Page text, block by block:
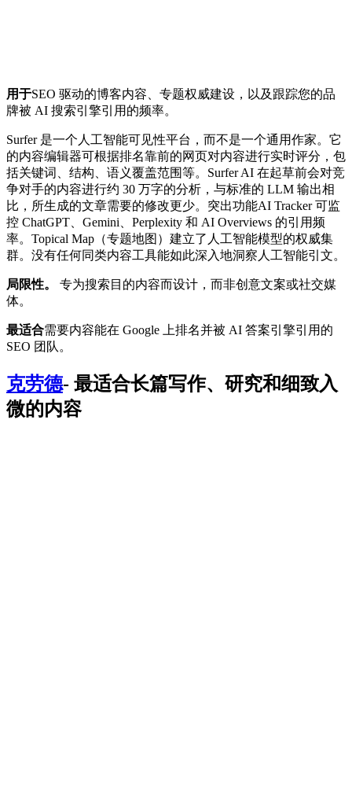
用于SEO 驱动的博客内容、专题权威建设，以及跟踪您的品
牌被 AI 搜索引擎引用的频率。
Surfer 是一个人工智能可见性平台，而不是一个通用作家。它
的内容编辑器可根据排名靠前的网页对内容进行实时评分，包
括关键词、结构、语义覆盖范围等。Surfer AI 在起草前会对竞
争对手的内容进行约 30 万字的分析，与标准的 LLM 输出相
比，所生成的文章需要的修改更少。突出功能AI Tracker 可监
控 ChatGPT、Gemini、Perplexity 和 AI Overviews 的引用频
率。Topical Map（专题地图）建立了人工智能模型的权威集
群。没有任何同类内容工具能如此深入地洞察人工智能引文。
局限性。
专为搜索目的内容而设计，而非创意文案或社交媒
体。
最适合需要内容能在 Google 上排名并被 AI 答案引擎引用的
SEO 团队。
克劳德- 最适合长篇写作、研究和细致入
微的内容